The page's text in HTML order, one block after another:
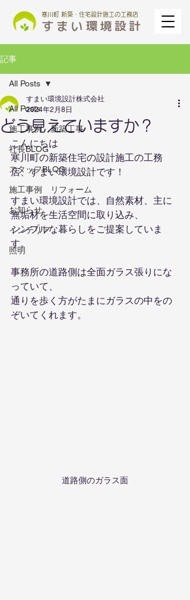
寒川町 新築・住宅設計施工の工務店
記事
All Posts
施工事例 新築工事
社長BLOG
スタッフBLOG
施工事例 リフォーム
お知らせ
インテリア
照明
All Posts
どう見えていますか？
すまい環境設計株式会社
2024年2月8日
こんにちは
寒川町の新築住宅の設計施工の工務
店、すまい環境設計です！
すまい環境設計では、自然素材、主に
無垢材を生活空間に取り込み、
シンプルな暮らしをご提案していま
す。
事務所の道路側は全面ガラス張りにな
っていて、
通りを歩く方がたまにガラスの中をの
ぞいてくれます。
道路側のガラス面